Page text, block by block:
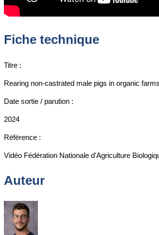
Fiche technique
Titre :
Rearing non-castrated male pigs in organic
Date sortie / parution :
2024
Référence :
Vidéo Fédération Nationale d'Agriculture
Auteur